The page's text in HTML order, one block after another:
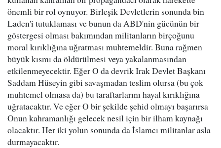
önemli bir rol oynuyor. Birleşik Devletlerin sonunda bin
Laden'i tutuklaması ve bunun da ABD'nin gücünün bir
göstergesi olması bakımından militanların birçoğunu
moral kırıklığına uğratması muhtemeldir. Buna rağmen
büyük kısmı da öldürülmesi veya yakalanmasından
etkilenmeyecektir. Eğer O da devrik Irak Devlet Başkanı
Saddam Hüseyin gibi savaşmadan teslim olursa (bu çok
muhtemel olmasa da) bu taraftarlarını hayal kırıklığına
uğratacaktır. Ve eğer O bir şekilde şehid olmayı başarırsa
Onun kahramanlığı gelecek nesil için bir ilham kaynağı
olacaktır. Her iki yolun sonunda da İslamcı militanlar asla
durmayacaktır.